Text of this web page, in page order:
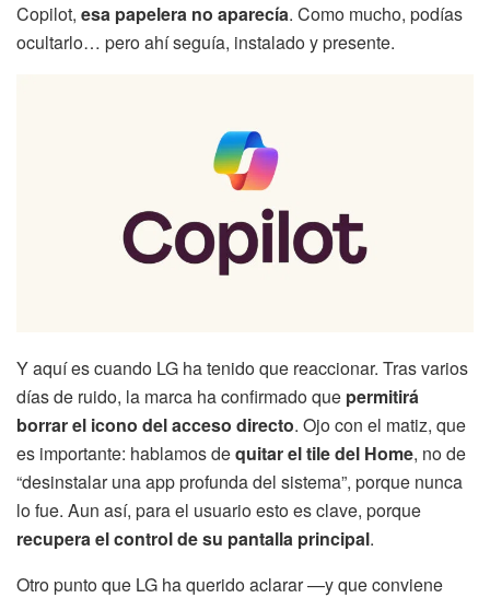
Copilot, esa papelera no aparecía. Como mucho, podías
ocultarlo… pero ahí seguía, instalado y presente.
Y aquí es cuando LG ha tenido que reaccionar. Tras varios
días de ruido, la marca ha confirmado que permitirá
borrar el icono del acceso directo. Ojo con el matiz, que
es importante: hablamos dequitar el tile del Home, no de
“desinstalar una app profunda del sistema”, porque nunca
lo fue. Aun así, para el usuario esto es clave, porque
recupera el control de su pantalla principal.
Otro punto que LG ha querido aclarar —y que conviene